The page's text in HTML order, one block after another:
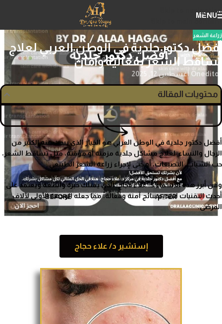
Skip to navigation
MENU
زراعة الشعر
أفضل دكتور جلدية في الوطن العربي لعلاج
تساقط الشعر بفعالية وأمان
editorOn أغسطس 12, 2025
محتويات المقالة
أفضل دكتور جلدية في الوطن العربي هو الخيار الذي يبحث عنه الكثير من
الرجال والنساء لعلاج مشاكل جلدية مزمنة أو مؤقتة، مثل تساقط الشعر،
حب الشباب، التصبغات، أو حتى لإجراء زراعة الشعر الطبيعي.
ومن أبرز هذه الأسماء د. علاء حجاج، الذي يمتلك خبرة واسعة ويعتمد على
أحدث التقنيات لتقديم نتائج آمنة وفعالة، مما جعله الوجهة الأولى لآلاف
المرضى.
إستشير د/ علاء حجاج